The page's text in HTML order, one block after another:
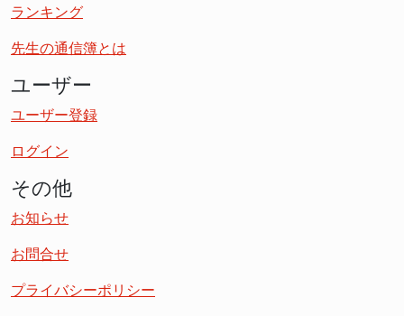
ランキング
先生の通信簿とは
ユーザー
ユーザー登録
ログイン
その他
お知らせ
お問合せ
プライバシーポリシー